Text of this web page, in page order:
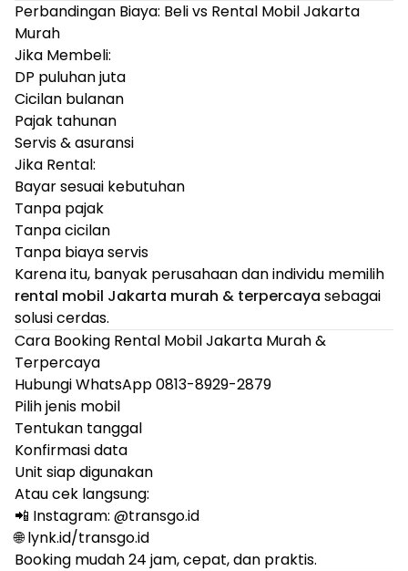
Perbandingan Biaya: Beli vs Rental Mobil Jakarta
Murah
Jika Membeli:
DP puluhan juta
Cicilan bulanan
Pajak tahunan
Servis & asuransi
Jika Rental:
Bayar sesuai kebutuhan
Tanpa pajak
Tanpa cicilan
Tanpa biaya servis
Karena itu, banyak perusahaan dan individu memilih
rental mobil Jakarta murah & terpercaya sebagai
solusi cerdas.
Cara Booking Rental Mobil Jakarta Murah &
Terpercaya
Hubungi WhatsApp 0813-8929-2879
Pilih jenis mobil
Tentukan tanggal
Konfirmasi data
Unit siap digunakan
Atau cek langsung:
📲 Instagram: @transgo.id
🌐 lynk.id/transgo.id
Booking mudah 24 jam, cepat, dan praktis.